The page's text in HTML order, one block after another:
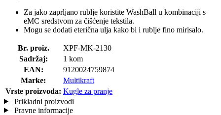
Za jako zaprljano rublje koristite WashBall u kombinaciji s
eMC sredstvom za čišćenje tekstila.
Mogu se dodati eterična ulja kako bi i rublje fino mirisalo.
Br. proiz.
XPF-MK-2130
Sadržaj:
1 kom
EAN:
9120024759874
Marke:
Multikraft
Vrste proizvoda: Kugle za pranje
Prikladni proizvodi
Pravne informacije